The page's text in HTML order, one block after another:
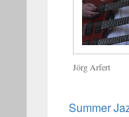
Jörg Arfert
Summer